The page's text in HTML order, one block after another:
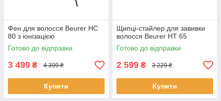
Фен для волосся Beurer HC
80 з іонізацією
Готово до відправки
3 499 ₴ 4 399 ₴
Купити
Щипці-стайлер для завивки
волосся Beurer HT 65
Готово до відправки
2 599 ₴ 3 229 ₴
Купити